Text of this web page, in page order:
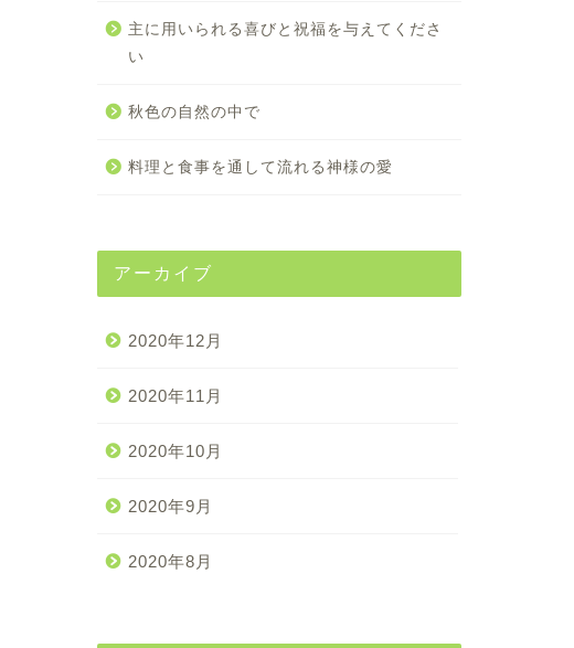
主に用いられる喜びと祝福を与えてくださ
い
秋色の自然の中で
料理と食事を通して流れる神様の愛
アーカイブ
2020年12月
2020年11月
2020年10月
2020年9月
2020年8月